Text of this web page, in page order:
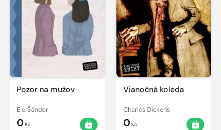
Pozor na mužov
Elo Šándor
0Kč
Vianočná koleda
Charles Dickens
0Kč